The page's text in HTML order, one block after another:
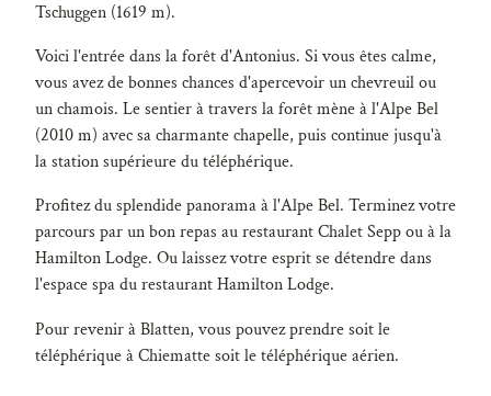
Tschuggen (1619 m).
Voici l'entrée dans la forêt d'Antonius. Si vous êtes calme,
vous avez de bonnes chances d'apercevoir un chevreuil ou
un chamois. Le sentier à travers la forêt mène à l'Alpe Bel
(2010 m) avec sa charmante chapelle, puis continue jusqu'à
la station supérieure du téléphérique.
Profitez du splendide panorama à l'Alpe Bel. Terminez votre
parcours par un bon repas au restaurant Chalet Sepp ou à la
Hamilton Lodge. Ou laissez votre esprit se détendre dans
l'espace spa du restaurant Hamilton Lodge.
Pour revenir à Blatten, vous pouvez prendre soit le
téléphérique à Chiematte soit le téléphérique aérien.